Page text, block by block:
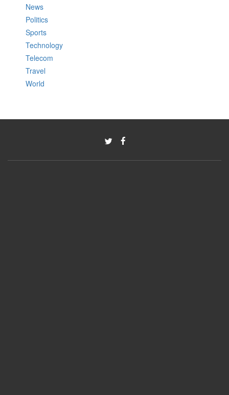
News
Politics
Sports
Technology
Telecom
Travel
World